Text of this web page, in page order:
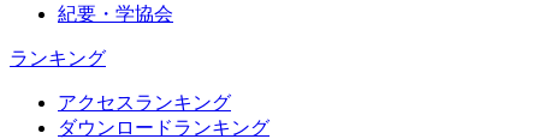
紀要・学協会
ランキング
アクセスランキング
ダウンロードランキング